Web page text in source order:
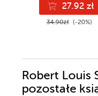
27.92 zł
34.90zł (-20%)
Robert Louis
pozostałe